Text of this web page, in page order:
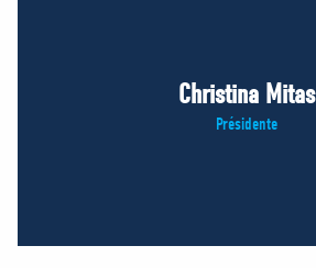
Christina Mitas
Présidente